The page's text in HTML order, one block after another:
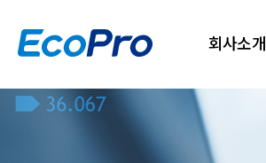
회사소개